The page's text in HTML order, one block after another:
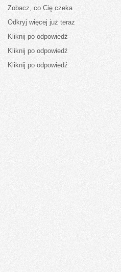
Zobacz, co Cię czeka
Odkryj więcej już teraz
Kliknij po odpowiedź
Kliknij po odpowiedź
Kliknij po odpowiedź